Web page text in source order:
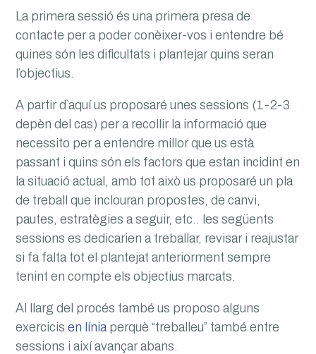
La primera sessió és una primera presa de
contacte per a poder conèixer-vos i entendre bé
quines són les dificultats i plantejar quins seran
l’objectius.
A partir d`aquí us proposaré unes sessions (1-2-3
depèn del cas) per a recollir la informació que
necessito per a entendre millor que us està
passant i quins són els factors que estan incidint en
la situació actual, amb tot això us proposaré un pla
de treball que inclouran propostes, de canvi,
pautes, estratègies a seguir, etc.. les següents
sessions es dedicarien a treballar, revisar i reajustar
si fa falta tot el plantejat anteriorment sempre
tenint en compte els objectius marcats.
Al llarg del procés també us proposo alguns
exercicisen línia perquè “treballeu” també entre
sessions i així avançar abans.